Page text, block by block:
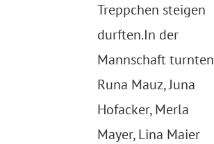
Treppchen steigen
durften.In der
Mannschaft turnten
Runa Mauz, Juna
Hofacker, Merla
Mayer, Lina Maier